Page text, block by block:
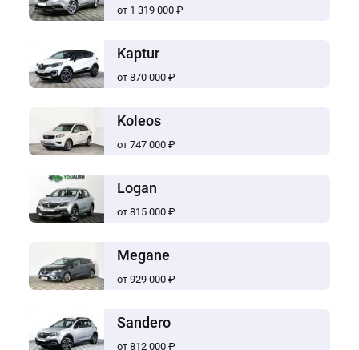
от 1 319 000 ₽
Kaptur
от 870 000 ₽
Koleos
от 747 000 ₽
Logan
от 815 000 ₽
Megane
от 929 000 ₽
Sandero
от 812 000 ₽